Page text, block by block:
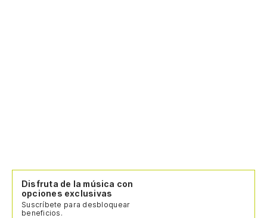
Disfruta de la música con
opciones exclusivas
Suscríbete para desbloquear
beneficios.